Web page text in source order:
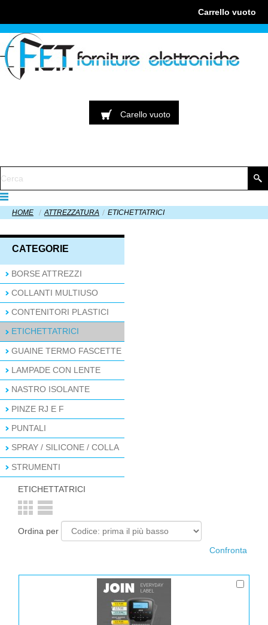
Carrello vuoto
Carello vuoto
HOME ATTREZZATURA ETICHETTATRICI
CATEGORIE
BORSE ATTREZZI
COLLANTI MULTIUSO
CONTENITORI PLASTICI
ETICHETTATRICI
GUAINE TERMO FASCETTE
LAMPADE CON LENTE
NASTRO ISOLANTE
PINZE RJ E F
PUNTALI
SPRAY / SILICONE / COLLA
STRUMENTI
ETICHETTATRICI
Ordina per